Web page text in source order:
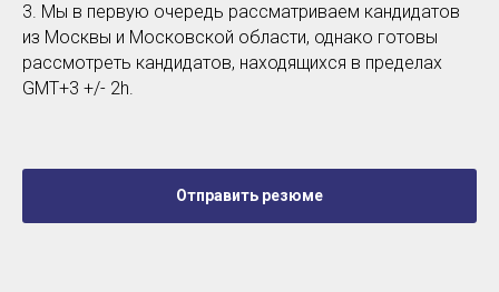
3. Мы в первую очередь рассматриваем кандидатов
из Москвы и Московской области, однако готовы
рассмотреть кандидатов, находящихся в пределах
GMT+3 +/- 2h.
Отправить резюме